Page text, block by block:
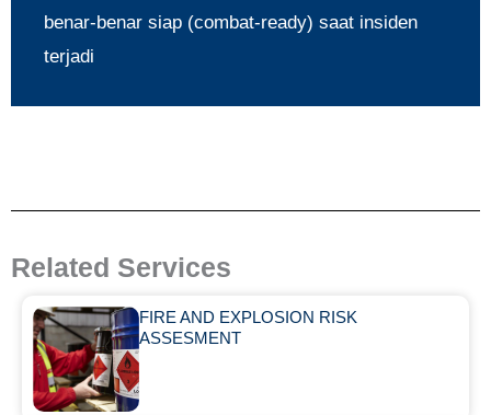
benar-benar siap (combat-ready) saat insiden
terjadi
Related Services
FIRE AND EXPLOSION RISK
ASSESMENT